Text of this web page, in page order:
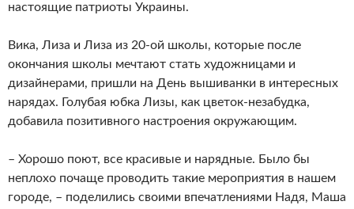
настоящие патриоты Украины.
Вика, Лиза и Лиза из 20-ой школы, которые после
окончания школы мечтают стать художницами и
дизайнерами, пришли на День вышиванки в интересных
нарядах. Голубая юбка Лизы, как цветок-незабудка,
добавила позитивного настроения окружающим.
– Хорошо поют, все красивые и нарядные. Было бы
неплохо почаще проводить такие мероприятия в нашем
городе, – поделились своими впечатлениями Надя, Маша